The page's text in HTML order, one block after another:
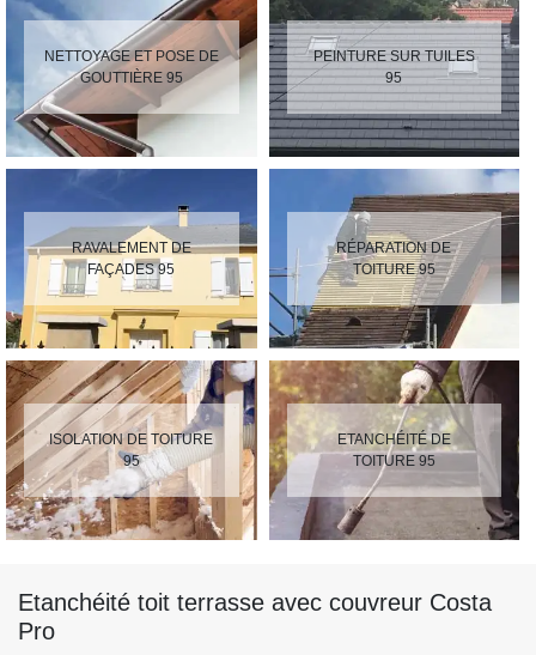
NETTOYAGE ET POSE DE
GOUTTIÈRE 95
PEINTURE SUR TUILES
95
RAVALEMENT DE
FAÇADES 95
RÉPARATION DE
TOITURE 95
ISOLATION DE TOITURE
95
ETANCHÉITÉ DE
TOITURE 95
Etanchéité toit terrasse avec couvreur Costa
Pro